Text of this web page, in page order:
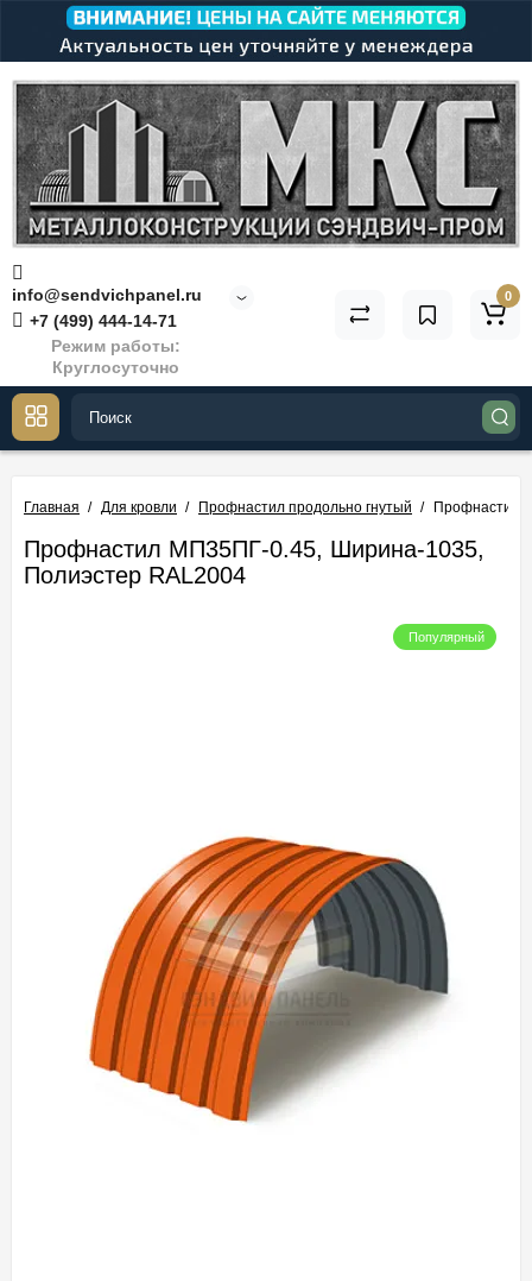
info@sendvichpanel.ru
+7 (499) 444-14-71
Режим работы:
Круглосуточно
0
Главная Для кровли Профнастил продольно гнутый Профнастил
Профнастил МП35ПГ-0.45, Ширина-1035,
Полиэстер RAL2004
Популярный